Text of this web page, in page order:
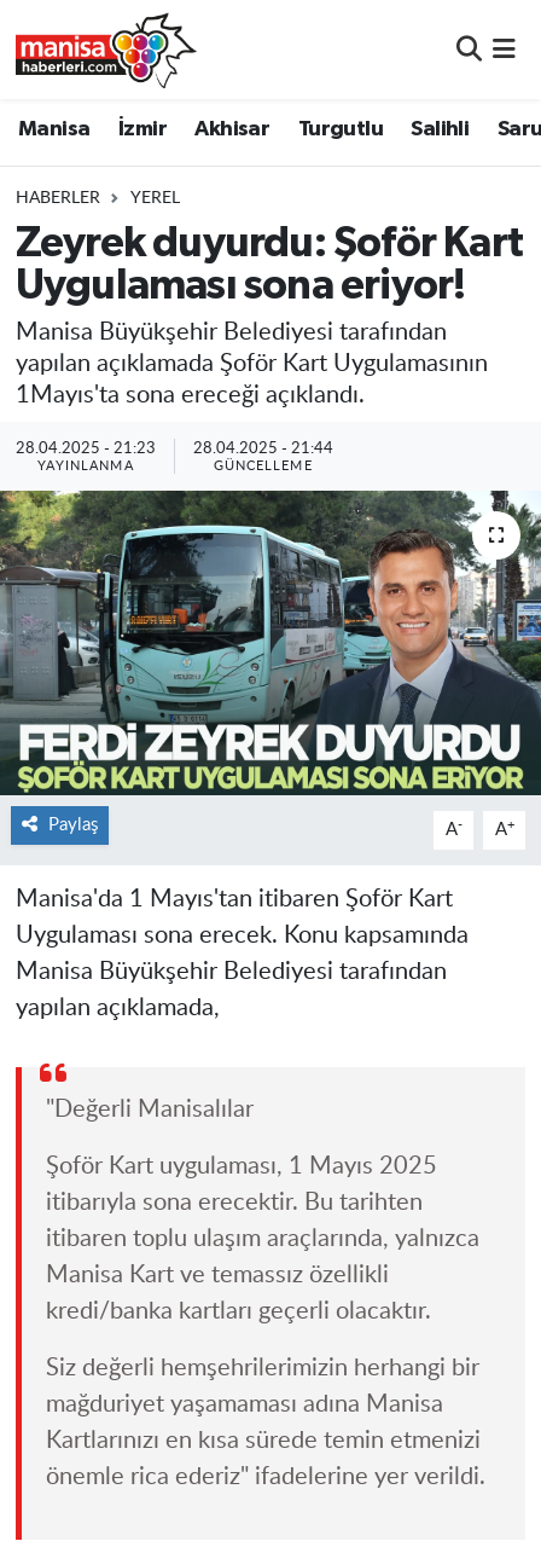
Manisa İzmir Akhisar Turgutlu Salihli
HABERLER YEREL
Zeyrek duyurdu: Şoför Kart
Uygulaması sona eriyor!
Manisa Büyükşehir Belediyesi tarafından
yapılan açıklamada Şoför Kart Uygulamasının
1Mayıs'ta sona ereceği açıklandı.
28.04.2025 - 21:23
YAYINLANMA
28.04.2025 - 21:44
GÜNCELLEME
Paylaş A- A+
Manisa'da 1 Mayıs'tan itibaren Şoför Kart
Uygulaması sona erecek. Konu kapsamında
Manisa Büyükşehir Belediyesi tarafından
yapılan açıklamada,
"Değerli Manisalılar
Şoför Kart uygulaması, 1 Mayıs 2025
itibarıyla sona erecektir. Bu tarihten
itibaren toplu ulaşım araçlarında, yalnızca
Manisa Kart ve temassız özellikli
kredi/banka kartları geçerli olacaktır.
Siz değerli hemşehrilerimizin herhangi bir
mağduriyet yaşamaması adına Manisa
Kartlarınızı en kısa sürede temin etmenizi
önemle rica ederiz" ifadelerine yer verildi.
Turgutlu
Salihli
Saruhanlı
Soma
Resmi İlanlar
Manisa Nöbetçi Eczaneler
Manisa Trafik Yoğunluk Haritası
Süper Lig Puan Durumu ve Fikstür
Tüm Manşetler
Son Dakika Haberleri
Haber Arşivi